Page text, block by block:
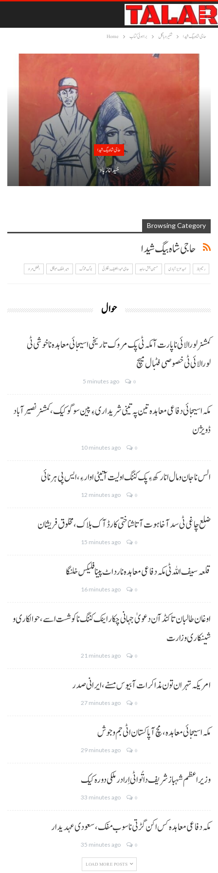
Home براہوئی کتاب شئیر و باگل حاجی شاہ بیگ شیدا
حاجی شاہ بیگ شیدا
خید انا زباد
Browsing Category
حاجی شاہ بیگ شیدا
افضل مراد امیر الملک مینگل بوگ شوگ حاجی عبداللطیف بنگلزئی حسین بخش ساجد حمید عزیز آبادی رحیم ناز
حوال
کمشنر لورالائی نا پارت آ مکہ ٹی پک مروک تاریخی اسیجائی معاہدہ نا خوشی ٹی
لورالائی ٹی خصوصی فٹبال میچ
5 minutes ago 0
مکہ اسیجائی دفاعی معاہدہ تین پہ تینی شریداری ءِ پین سوگو کیک،کمشنر نصیرآباد
ڈویژن
10 minutes ago 0
الس نا جان و مال انا رکھ ءِ پک کننگ اولیت آتیٹی اوار ءِ،ایس پی ہرنائی
12 minutes ago 0
ضلع چاغی ٹی سد آ خاہوت آتا شناختی کارڈ آک بلاک، مخلوق فریشان
15 minutes ago 0
قلعہ سیف اللہ ٹی مکہ دفاعی معاہدہ نا رد اٹ پینا فلیکس خلنگا
16 minutes ago 0
اوغان طالبان تا کنڈ آن دعویٰ جہانی چکار اینک کننگ نا کوشست اسے،حوالکاری و
شینکاری وزارت
21 minutes ago 0
امریکہ تہران تون مذاکرات آ بیوس مسنے، ایرانی صدر
27 minutes ago 0
مکہ اسیجائی معاہدہ، مچ آ پاکستان اٹی جم و جوش
29 minutes ago 0
وزیراعظم شہباز شریف دا تُو اٹی اِرا درملکی دورہ کیک
33 minutes ago 0
مکہ دفاعی معاہدہ کس اکن گڑتی نا سوب مفک، سعودی عہدیدار
35 minutes ago 0
LOAD MORE POSTS